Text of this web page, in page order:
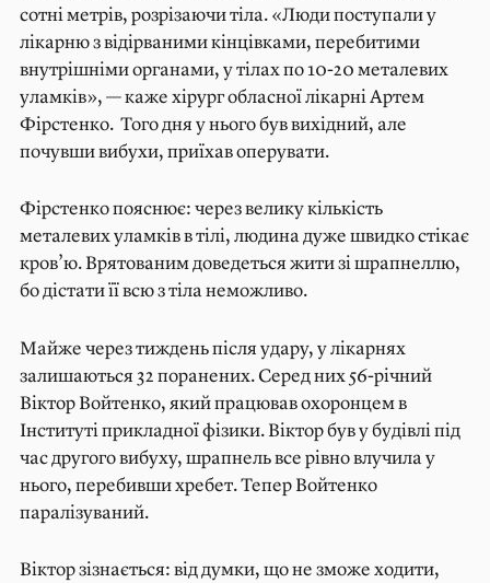
сотні метрів, розрізаючи тіла. «Люди поступали у
лікарню з відірваними кінцівками, перебитими
внутрішніми органами, у тілах по 10-20 металевих
уламків», — каже хірург обласної лікарні Артем
Фірстенко. Того дня у нього був вихідний, але
почувши вибухи, приїхав оперувати.
Фірстенко пояснює: через велику кількість
металевих уламків в тілі, людина дуже швидко стікає
кров’ю. Врятованим доведеться жити зі шрапнеллю,
бо дістати її всю з тіла неможливо.
Майже через тиждень після удару, у лікарнях
залишаються 32 поранених. Серед них 56-річний
Віктор Войтенко, який працював охоронцем в
Інституті прикладної фізики. Віктор був у будівлі під
час другого вибуху, шрапнель все рівно влучила у
нього, перебивши хребет. Тепер Войтенко
паралізуваний.
Віктор зізнається: від думки, що не зможе ходити,